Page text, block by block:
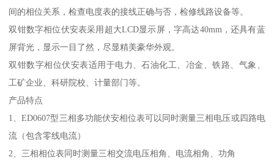
间的相位关系，检查电度表的接线正确与否，检修线路设备等。
双钳数字相位伏安表采用超大LCD显示屏，字高达40mm，还具有蓝
屏背光，显示一目了然，尽显精美豪华外观。
双钳数字相位伏安表适用于电力、石油化工、冶金、铁路、气象、
工矿企业、科研院校、计量部门等。
产品特点
1、ED0607型三相多功能伏安相位表可以同时测量三相电压或四路电
流（包含零线电流）
2、三相相位表同时测量三相交流电压相角、电流相角、功角